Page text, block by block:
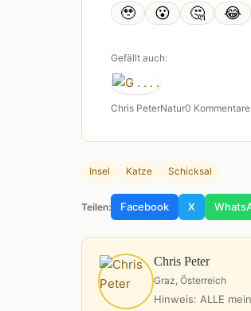
🥹 😮 🤔 😂
Gefällt auch:
Chris PeterNatur0 Kommentare
Insel Katze Schicksal
Teilen: Facebook X
Chris Peter
Graz, Österreich
Hinweis: ALLE